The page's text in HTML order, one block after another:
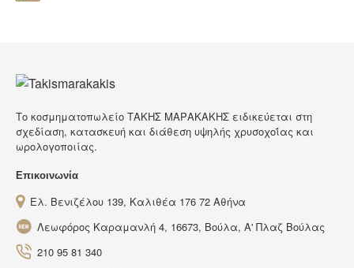
Tο κοσμηματοπωλείο ΤΑΚΗΣ ΜΑΡΑΚΑΚΗΣ ειδικεύεται στη
σχεδίαση, κατασκευή και διάθεση υψηλής χρυσοχοΐας και
ωρολογοποιίας.
Επικοινωνία
Ελ. Βενιζέλου 139, Καλιθέα 176 72 Αθήνα
Λεωφόρος Καραμανλή 4, 16673, Βούλα, Α' Πλαζ Βούλας
210 95 81 340